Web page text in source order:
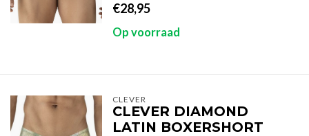
€28,95
Op voorraad
CLEVER
CLEVER DIAMOND
LATIN BOXERSHORT